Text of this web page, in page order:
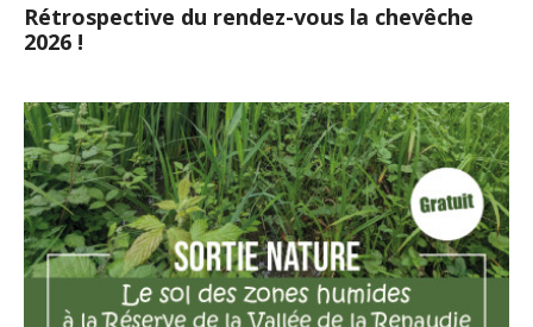
Rétrospective du rendez-vous la chevêche
2026 !